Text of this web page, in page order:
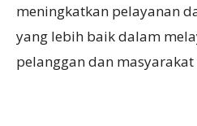
meningkatkan pelayanan
yang lebih baik dalam
pelanggan dan